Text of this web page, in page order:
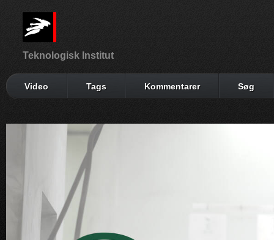
Teknologisk Institut
Video Tags Kommentarer Søg